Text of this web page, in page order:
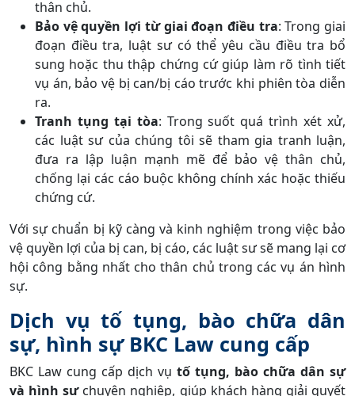
thân chủ.
Bảo vệ quyền lợi từ giai đoạn điều tra: Trong giai
đoạn điều tra, luật sư có thể yêu cầu điều tra bổ
sung hoặc thu thập chứng cứ giúp làm rõ tình tiết
vụ án, bảo vệ bị can/bị cáo trước khi phiên tòa diễn
ra.
Tranh tụng tại tòa: Trong suốt quá trình xét xử,
các luật sư của chúng tôi sẽ tham gia tranh luận,
đưa ra lập luận mạnh mẽ để bảo vệ thân chủ,
chống lại các cáo buộc không chính xác hoặc thiếu
chứng cứ.
Với sự chuẩn bị kỹ càng và kinh nghiệm trong việc bảo
vệ quyền lợi của bị can, bị cáo, các luật sư sẽ mang lại cơ
hội công bằng nhất cho thân chủ trong các vụ án hình
sự.
Dịch vụ tố tụng, bào chữa dân
sự, hình sự BKC Law cung cấp
BKC Law cung cấp dịch vụ tố tụng, bào chữa dân sự
và hình sựchuyên nghiệp, giúp khách hàng giải quyết